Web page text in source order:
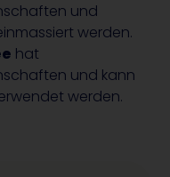
und
werden.
hat
und kann
werden.